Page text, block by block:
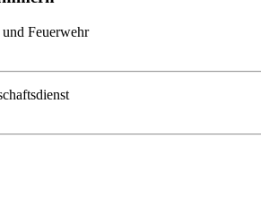
Feuerwehr